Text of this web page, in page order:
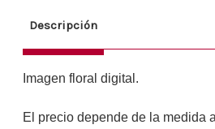
Descripción
Imagen floral digital.
El precio depende de la medida